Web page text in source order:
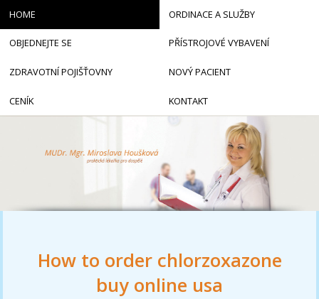
How to order chlorzoxazone
buy online usa
HOME ORDINACE A SLUŽBY
OBJEDNEJTE SE PŘÍSTROJOVÉ VYBAVENÍ
ZDRAVOTNÍ POJIŠŤOVNY NOVÝ PACIENT
CENÍK KONTAKT